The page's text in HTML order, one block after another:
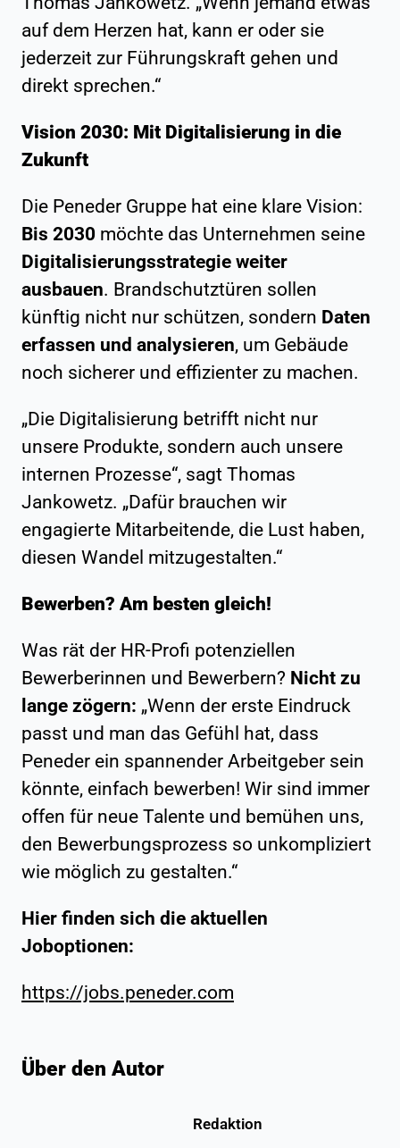
auf dem Herzen hat, kann er oder sie
jederzeit zur Führungskraft gehen und
direkt sprechen.“
Vision 2030: Mit Digitalisierung in die
Zukunft
Die Peneder Gruppe hat eine klare Vision:
Bis 2030 möchte das Unternehmen seine
Digitalisierungsstrategie weiter
ausbauen. Brandschutztüren sollen
künftig nicht nur schützen, sondern Daten
erfassen und analysieren, um Gebäude
noch sicherer und effizienter zu machen.
„Die Digitalisierung betrifft nicht nur
unsere Produkte, sondern auch unsere
internen Prozesse“, sagt Thomas
Jankowetz. „Dafür brauchen wir
engagierte Mitarbeitende, die Lust haben,
diesen Wandel mitzugestalten.“
Bewerben? Am besten gleich!
Was rät der HR-Profi potenziellen
Bewerberinnen und Bewerbern? Nicht zu
lange zögern: „Wenn der erste Eindruck
passt und man das Gefühl hat, dass
Peneder ein spannender Arbeitgeber sein
könnte, einfach bewerben! Wir sind immer
offen für neue Talente und bemühen uns,
den Bewerbungsprozess so unkompliziert
wie möglich zu gestalten.“
Hier finden sich die aktuellen
Joboptionen:
https://jobs.peneder.com
Über den Autor
Redaktion